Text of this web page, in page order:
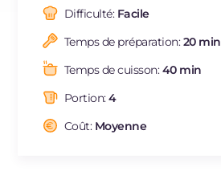
ES
NL
BR
Difficulté: Facile
Temps de préparation:20 min
Temps de cuisson:40 min
Portion:4
Coût: Moyenne